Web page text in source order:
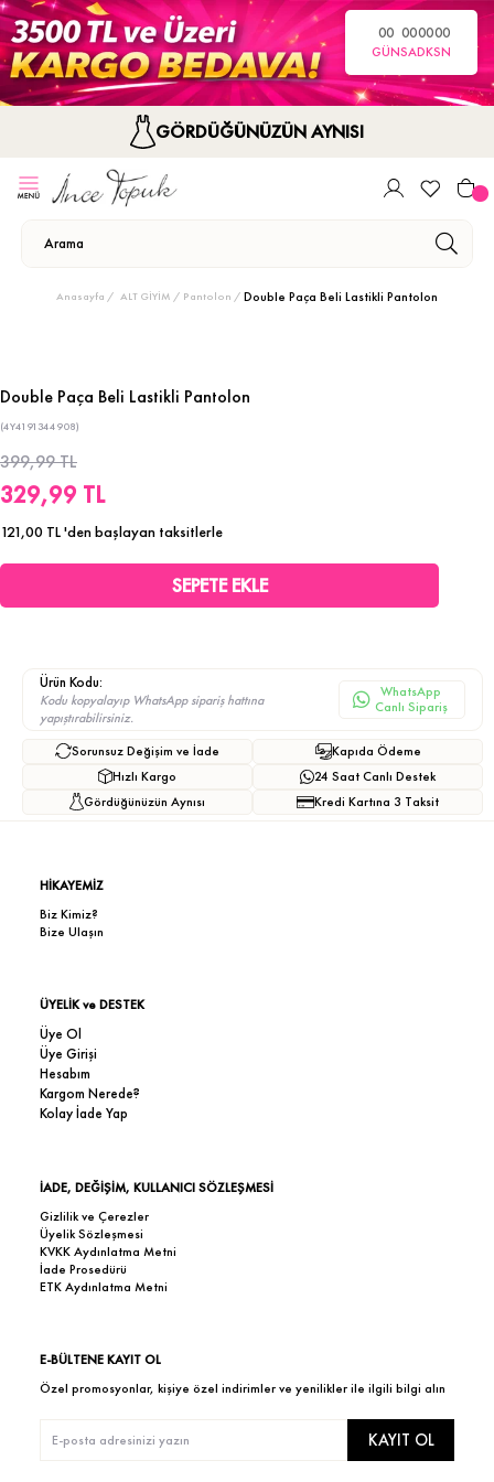
00
GÜN
00
SA
00
DK
00
SN
GÖRDÜĞÜNÜZÜN AYNISI
Anasayfa ALT GİYİM Pantolon Double Paça Beli Lastikli Pantolon
Double Paça Beli Lastikli Pantolon
(4Y4191344908)
399,99 TL
329,99 TL
121,00 TL'den başlayan taksitlerle
Ürün Kodu:
Kodu kopyalayıp WhatsApp sipariş hattına
yapıştırabilirsiniz.
WhatsApp
Canlı Sipariş
Sorunsuz Değişim ve İade
Hızlı Kargo
Gördüğünüzün Aynısı
Kapıda Ödeme
24 Saat Canlı Destek
Kredi Kartına 3 Taksit
HİKAYEMİZ
Biz Kimiz?
Bize Ulaşın
ÜYELİK ve DESTEK
Üye Ol
Üye Girişi
Hesabım
Kargom Nerede?
Kolay İade Yap
İADE, DEĞİŞİM, KULLANICI SÖZLEŞMESİ
Gizlilik ve Çerezler
Üyelik Sözleşmesi
KVKK Aydınlatma Metni
İade Prosedürü
ETK Aydınlatma Metni
E-BÜLTENE KAYIT OL
Özel promosyonlar, kişiye özel indirimler ve yenilikler ile ilgili bilgi alın
KAYIT OL